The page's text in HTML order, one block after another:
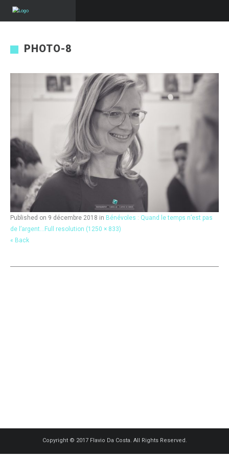
PHOTO-8
Published on 9 décembre 2018 in Bénévoles : Quand le temps n’est pas
de l’argent… Full resolution (1250 × 833)
« Back
Copyright © 2017 Flavio Da Costa. All Rights Reserved.